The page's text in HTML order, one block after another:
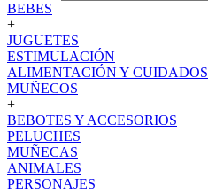
BEBES
+
JUGUETES
ESTIMULACIÓN
ALIMENTACIÓN Y CUIDADOS
MUÑECOS
+
BEBOTES Y ACCESORIOS
PELUCHES
MUÑECAS
ANIMALES
PERSONAJES